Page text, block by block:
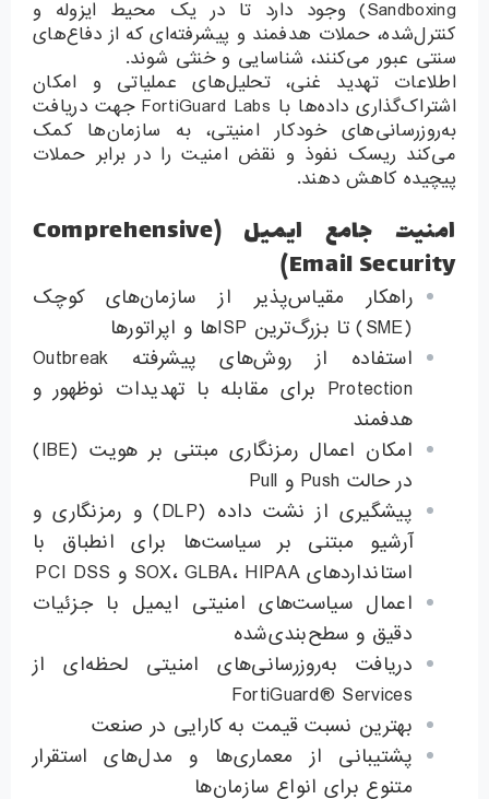
Sandboxing) وجود دارد تا در یک محیط ایزوله و
کنترل‌شده، حملات هدفمند و پیشرفته‌ای که از دفاع‌های
سنتی عبور می‌کنند، شناسایی و خنثی شوند.
اطلاعات تهدید غنی، تحلیل‌های عملیاتی و امکان
اشتراک‌گذاری داده‌ها با FortiGuard Labs جهت دریافت
به‌روزرسانی‌های خودکار امنیتی، به سازمان‌ها کمک
می‌کند ریسک نفوذ و نقض امنیت را در برابر حملات
پیچیده کاهش دهند.
امنیت جامع ایمیل (Comprehensive
Email Security)
راهکار مقیاس‌پذیر از سازمان‌های کوچک
(SME) تا بزرگ‌ترین ISPها و اپراتورها
استفاده از روش‌های پیشرفته Outbreak
Protection برای مقابله با تهدیدات نوظهور و
هدفمند
امکان اعمال رمزنگاری مبتنی بر هویت (IBE)
در حالت Push و Pull
پیشگیری از نشت داده (DLP) و رمزنگاری و
آرشیو مبتنی بر سیاست‌ها برای انطباق با
استانداردهای SOX، GLBA، HIPAA و PCI DSS
اعمال سیاست‌های امنیتی ایمیل با جزئیات
دقیق و سطح‌بندی‌شده
دریافت به‌روزرسانی‌های امنیتی لحظه‌ای از
FortiGuard® Services
بهترین نسبت قیمت به کارایی در صنعت
پشتیبانی از معماری‌ها و مدل‌های استقرار
متنوع برای انواع سازمان‌ها